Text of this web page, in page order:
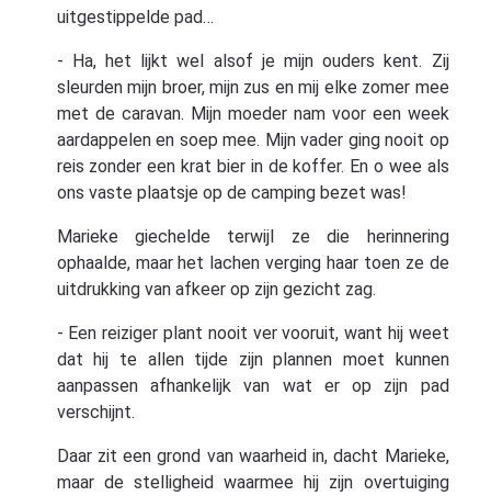
uitgestippelde pad…
- Ha, het lijkt wel alsof je mijn ouders kent. Zij
sleurden mijn broer, mijn zus en mij elke zomer mee
met de caravan. Mijn moeder nam voor een week
aardappelen en soep mee. Mijn vader ging nooit op
reis zonder een krat bier in de koffer. En o wee als
ons vaste plaatsje op de camping bezet was!
Marieke giechelde terwijl ze die herinnering
ophaalde, maar het lachen verging haar toen ze de
uitdrukking van afkeer op zijn gezicht zag.
- Een reiziger plant nooit ver vooruit, want hij weet
dat hij te allen tijde zijn plannen moet kunnen
aanpassen afhankelijk van wat er op zijn pad
verschijnt.
Daar zit een grond van waarheid in, dacht Marieke,
maar de stelligheid waarmee hij zijn overtuiging